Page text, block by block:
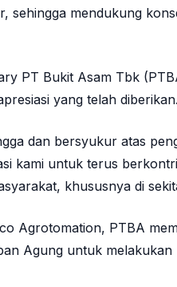
sehingga mendukung
PT Bukit Asam Tbk
yang telah diberikan.
dan bersyukur atas
kami untuk terus
khususnya di
Agrotomation, PTBA
Agung untuk